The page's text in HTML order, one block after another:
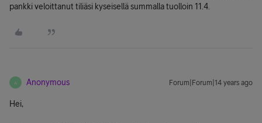
pankki veloittanut tiliäsi kyseisellä summalla tuolloin 11.4.
A Anonymous Forum|Forum|14 years ago
Hei,